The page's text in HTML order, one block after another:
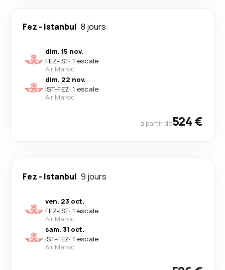
Fez - Istanbul 8 jours
dim. 15 nov.
FEZ-IST· 1 escale
Air Maroc
dim. 22 nov.
IST-FEZ· 1 escale
Air Maroc
à partir de524 €
Fez - Istanbul 9 jours
ven. 23 oct.
FEZ-IST· 1 escale
Air Maroc
sam. 31 oct.
IST-FEZ· 1 escale
Air Maroc